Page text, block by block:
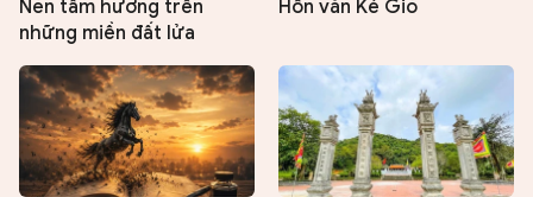
Nén tâm hương trên
những miền đất lửa
Hồn văn Kẻ Gió